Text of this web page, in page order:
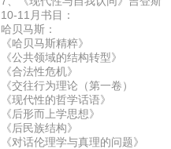
10-11月书目：
哈贝马斯：
《哈贝马斯精粹》
《公共领域的结构转型》
《合法性危机》
《交往行为理论（第一卷）
《现代性的哲学话语》
《后形而上学思想》
《后民族结构》
《对话伦理学与真理的问题》